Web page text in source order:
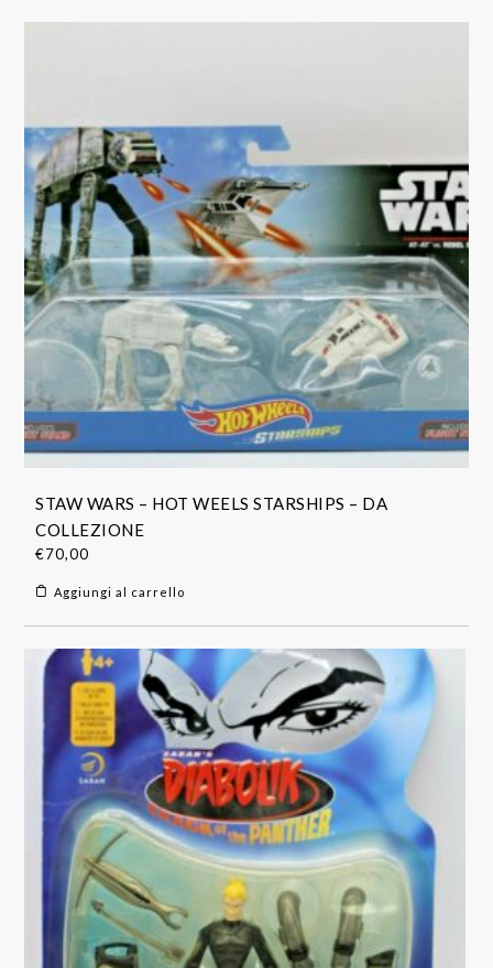
STAW WARS – HOT WEELS STARSHIPS – DA
COLLEZIONE
€70,00
Aggiungi al carrello